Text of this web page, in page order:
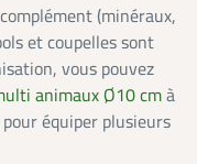
(minéraux,
et coupelles sont
vous pouvez
animaux Ø10 cmà
pour équiper plusieurs